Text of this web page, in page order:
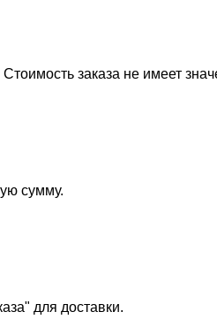
заказа не имеет
сумму.
для доставки.